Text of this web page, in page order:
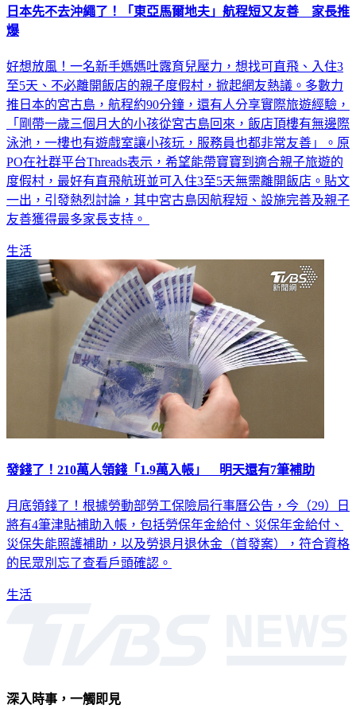
日本先不去沖繩了！「東亞馬爾地夫」航程短又友善 家長推
爆
好想放風！一名新手媽媽吐露育兒壓力，想找可直飛、入住3
至5天、不必離開飯店的親子度假村，掀起網友熱議。多數力
推日本的宮古島，航程約90分鐘，還有人分享實際旅遊經驗，
「剛帶一歲三個月大的小孩從宮古島回來，飯店頂樓有無邊際
泳池，一樓也有遊戲室讓小孩玩，服務員也都非常友善」。原
PO在社群平台Threads表示，希望能帶寶寶到適合親子旅遊的
度假村，最好有直飛航班並可入住3至5天無需離開飯店。貼文
一出，引發熱烈討論，其中宮古島因航程短、設施完善及親子
友善獲得最多家長支持。
生活
發錢了！210萬人領錢「1.9萬入帳」 明天還有7筆補助
月底領錢了！根據勞動部勞工保險局行事曆公告，今（29）日
將有4筆津貼補助入帳，包括勞保年金給付、災保年金給付、
災保失能照護補助，以及勞退月退休金（首發案），符合資格
的民眾別忘了查看戶頭確認。
生活
深入時事，一觸即見